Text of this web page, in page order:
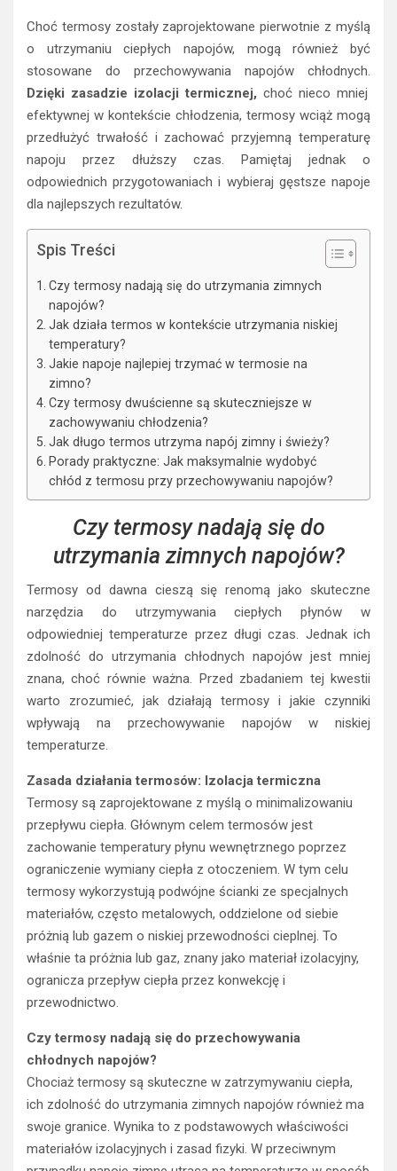
Choć termosy zostały zaprojektowane pierwotnie z myślą
o utrzymaniu ciepłych napojów, mogą również być
stosowane do przechowywania napojów chłodnych.
Dzięki zasadzie izolacji termicznej, choć nieco mniej
efektywnej w kontekście chłodzenia, termosy wciąż mogą
przedłużyć trwałość i zachować przyjemną temperaturę
napoju przez dłuższy czas. Pamiętaj jednak o
odpowiednich przygotowaniach i wybieraj gęstsze napoje
dla najlepszych rezultatów.
Spis Treści
Czy termosy nadają się do utrzymania zimnych
napojów?
Jak działa termos w kontekście utrzymania niskiej
temperatury?
Jakie napoje najlepiej trzymać w termosie na
zimno?
Czy termosy dwuścienne są skuteczniejsze w
zachowywaniu chłodzenia?
Jak długo termos utrzyma napój zimny i świeży?
Porady praktyczne: Jak maksymalnie wydobyć
chłód z termosu przy przechowywaniu napojów?
Czy termosy nadają się do
utrzymania zimnych napojów?
Termosy od dawna cieszą się renomą jako skuteczne
narzędzia do utrzymywania ciepłych płynów w
odpowiedniej temperaturze przez długi czas. Jednak ich
zdolność do utrzymania chłodnych napojów jest mniej
znana, choć równie ważna. Przed zbadaniem tej kwestii
warto zrozumieć, jak działają termosy i jakie czynniki
wpływają na przechowywanie napojów w niskiej
temperaturze.
Zasada działania termosów: Izolacja termiczna
Termosy są zaprojektowane z myślą o minimalizowaniu
przepływu ciepła. Głównym celem termosów jest
zachowanie temperatury płynu wewnętrznego poprzez
ograniczenie wymiany ciepła z otoczeniem. W tym celu
termosy wykorzystują podwójne ścianki ze specjalnych
materiałów, często metalowych, oddzielone od siebie
próżnią lub gazem o niskiej przewodności cieplnej. To
właśnie ta próżnia lub gaz, znany jako materiał izolacyjny,
ogranicza przepływ ciepła przez konwekcję i
przewodnictwo.
Czy termosy nadają się do przechowywania
chłodnych napojów?
Chociaż termosy są skuteczne w zatrzymywaniu ciepła,
ich zdolność do utrzymania zimnych napojów również ma
swoje granice. Wynika to z podstawowych właściwości
materiałów izolacyjnych i zasad fizyki. W przeciwnym